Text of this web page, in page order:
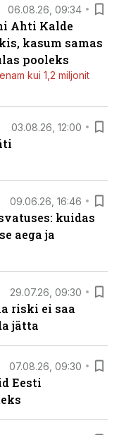
06.08.26, 09:34
Ahti Kalde
kasum samas
pooleks
kui 1,2 miljonit
03.08.26, 12:00
09.06.26, 16:46
kuidas
aega ja
29.07.26, 09:30
riski ei saa
jätta
07.08.26, 09:30
Eesti